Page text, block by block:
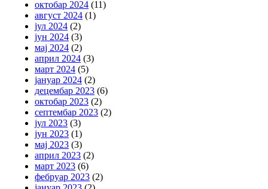
октобар 2024 (11)
август 2024 (1)
јул 2024 (2)
јун 2024 (3)
мај 2024 (2)
април 2024 (3)
март 2024 (5)
јануар 2024 (2)
децембар 2023 (6)
октобар 2023 (2)
септембар 2023 (2)
јул 2023 (3)
јун 2023 (1)
мај 2023 (3)
април 2023 (2)
март 2023 (6)
фебруар 2023 (2)